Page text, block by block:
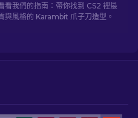
看我們的指南：帶你找到 CS2 裡最
與風格的 Karambit 爪子刀造型。